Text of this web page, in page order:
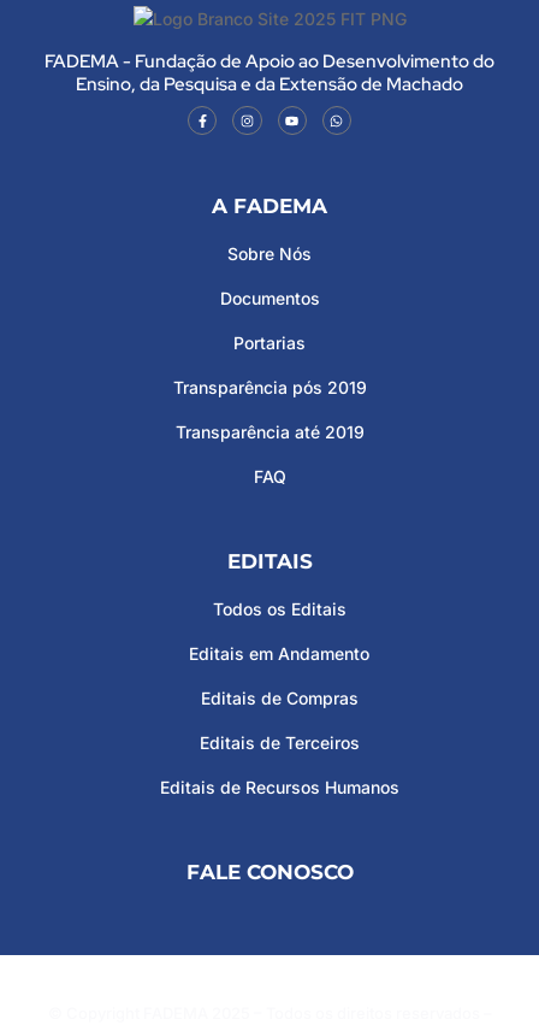
FADEMA - Fundação de Apoio ao Desenvolvimento do
Ensino, da Pesquisa e da Extensão de Machado
A FADEMA
Sobre Nós
Documentos
Portarias
Transparência pós 2019
Transparência até 2019
FAQ
EDITAIS
Todos os Editais
Editais em Andamento
Editais de Compras
Editais de Terceiros
Editais de Recursos Humanos
FALE CONOSCO